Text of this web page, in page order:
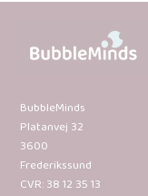
BubbleMinds
Platanvej 32
3600
Frederikssund
CVR: 38 12 35 13